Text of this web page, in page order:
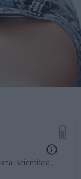
'Scientifica',